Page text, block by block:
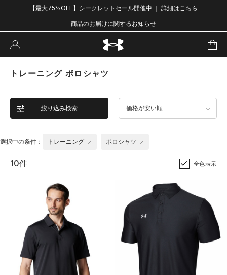
【最大75%OFF】シークレットセール開催中 ｜ 詳細はこちら
商品のお届けに関するお知らせ
トレーニング ポロシャツ
絞り込み検索 価格が安い順
選択中の条件： トレーニング ポロシャツ
10件 全色表示